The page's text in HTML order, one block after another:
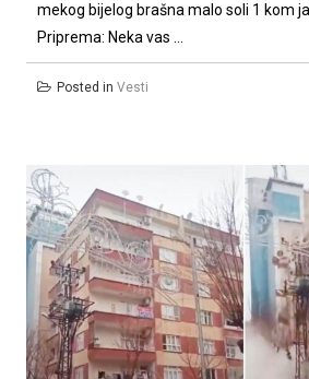
mekog bijelog brašna malo soli 1 kom
Priprema: Neka vas ...
Posted in Vesti